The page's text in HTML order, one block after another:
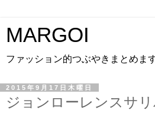
MARGOI
ファッション的つぶやきまとめま
2015年9月17日木曜日
ジョンローレンスサ